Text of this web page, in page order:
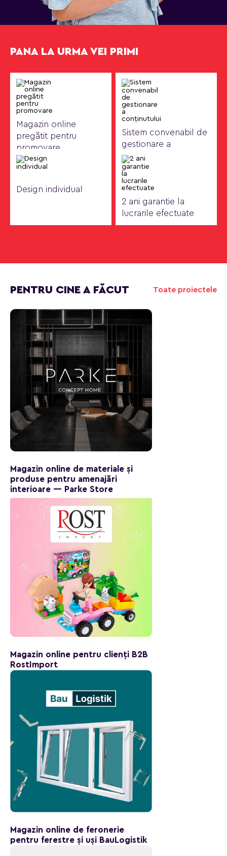
PANA LA URMA VEI PRIMI
Magazin online
pregătit pentru
promovare
Design individual
Sistem convenabil de
gestionare a
conținutului
2 ani garantie la
lucrarile efectuate
PENTRU CINE A FĂCUT Toate proiectele
Magazin online de materiale și
produse pentru amenajări
interioare — Parke Store
Magazin online pentru clienți B2B
RostImport
Magazin online de feronerie
pentru ferestre și uși BauLogistik